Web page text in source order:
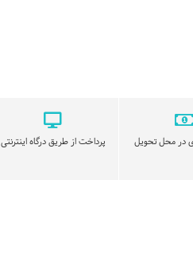
در محل تحویل پرداخت از طریق درگاه اینترنتی